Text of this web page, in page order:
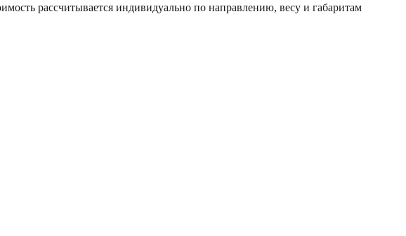
рассчитывается индивидуально по направлению, весу и габаритам